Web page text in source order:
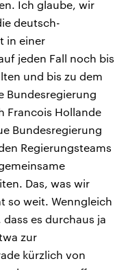
Ich glaube, wir
deutsch-
in einer
jeden Fall noch bis
und bis zu dem
Bundesregierung
Francois Hollande
Bundesregierung
Regierungsteams
Das, was wir
so weit. Wenngleich
es durchaus ja
zur
kürzlich von